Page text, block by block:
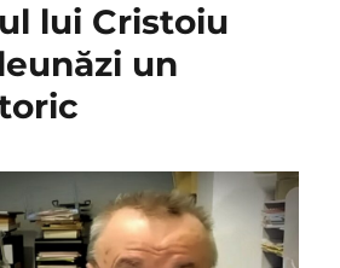
lui Cristoiu
un